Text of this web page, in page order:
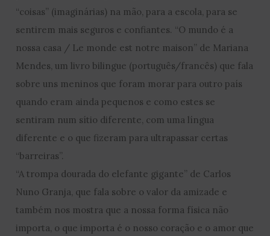
“coisas” (imaginárias) na mão, para a escola, para se
sentirem mais seguros e confiantes. “O mundo é a
nossa casa / Le monde est notre maison” de Mariana
Mendes, um livro bilingue (português/francês) que fala
sobre uns meninos que foram morar para outro país
quando eram ainda pequenos e como estes se
sentiram num sítio diferente, com uma língua
diferente e o que fizeram para ultrapassar certas
“barreiras”.
“A trompa dourada do elefante gigante” de Carlos
Nuno Granja, que fala sobre o valor da amizade e
também nos mostra que a nossa forma física não
importa, o que importa é o nosso coração e o amor que